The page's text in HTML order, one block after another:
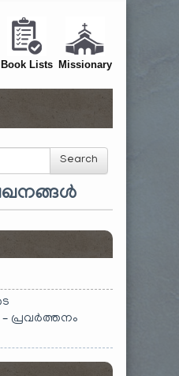
Book Lists Missionary
Search
പ്രവർത്തനം